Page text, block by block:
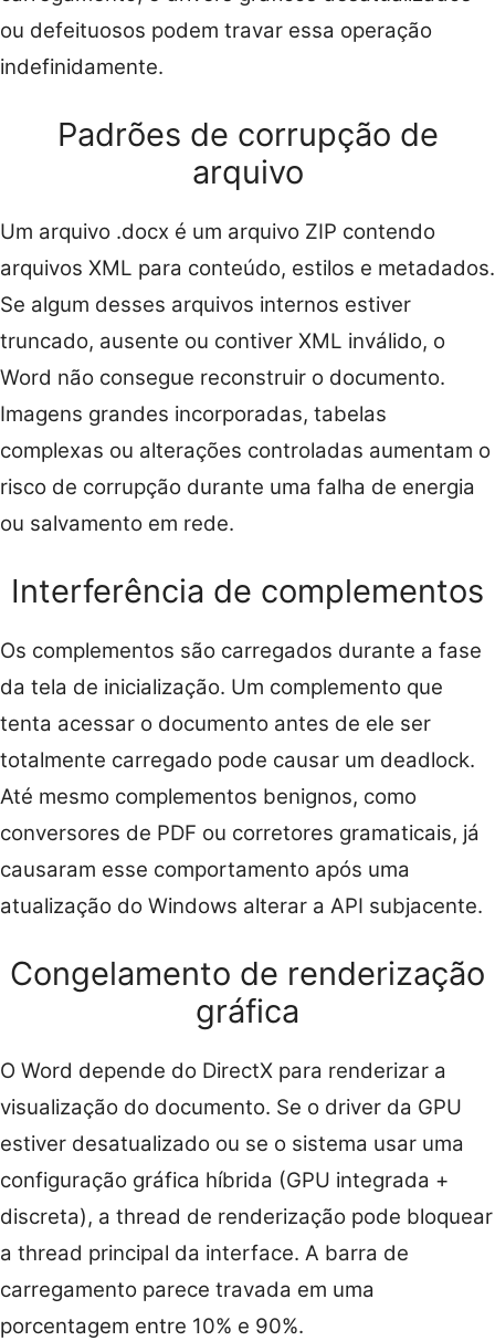
ou defeituosos podem travar essa operação
indefinidamente.
Padrões de corrupção de
arquivo
Um arquivo .docx é um arquivo ZIP contendo
arquivos XML para conteúdo, estilos e metadados.
Se algum desses arquivos internos estiver
truncado, ausente ou contiver XML inválido, o
Word não consegue reconstruir o documento.
Imagens grandes incorporadas, tabelas
complexas ou alterações controladas aumentam o
risco de corrupção durante uma falha de energia
ou salvamento em rede.
Interferência de complementos
Os complementos são carregados durante a fase
da tela de inicialização. Um complemento que
tenta acessar o documento antes de ele ser
totalmente carregado pode causar um deadlock.
Até mesmo complementos benignos, como
conversores de PDF ou corretores gramaticais, já
causaram esse comportamento após uma
atualização do Windows alterar a API subjacente.
Congelamento de renderização
gráfica
O Word depende do DirectX para renderizar a
visualização do documento. Se o driver da GPU
estiver desatualizado ou se o sistema usar uma
configuração gráfica híbrida (GPU integrada +
discreta), a thread de renderização pode bloquear
a thread principal da interface. A barra de
carregamento parece travada em uma
porcentagem entre 10% e 90%.